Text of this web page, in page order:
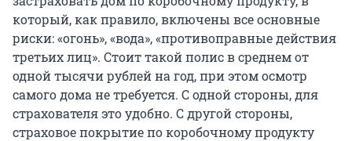
который, как правило, включены все основные
риски: «огонь», «вода», «противоправные действия
третьих лиц». Стоит такой полис в среднем от
одной тысячи рублей на год, при этом осмотр
самого дома не требуется. С одной стороны, для
страхователя это удобно. С другой стороны,
страховое покрытие по коробочному продукту